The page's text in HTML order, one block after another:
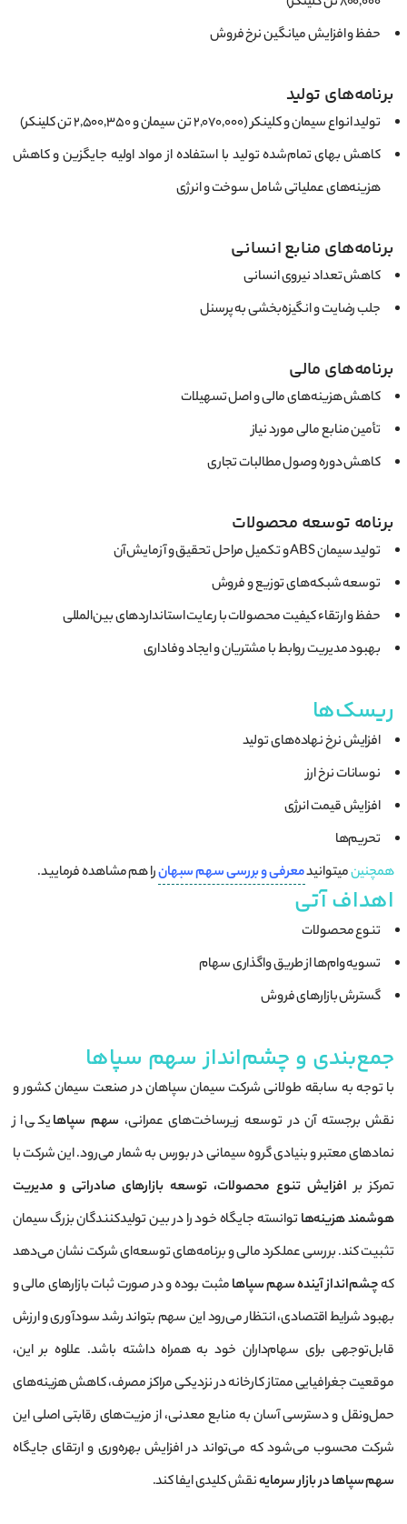
حفظ و افزایش میانگین نرخ فروش
برنامه‌های تولید
تولید انواع سیمان و کلینکر (۲,۰۷۰,۰۰۰ تن سیمان و ۲,۵۰۰,۳۵۰ تن کلینکر)
کاهش بهای تمام‌شده تولید با استفاده از مواد اولیه جایگزین و کاهش
هزینه‌های عملیاتی شامل سوخت و انرژی
برنامه‌های منابع انسانی
کاهش تعداد نیروی انسانی
جلب رضایت و انگیزه‌بخشی به پرسنل
برنامه‌های مالی
کاهش هزینه‌های مالی و اصل تسهیلات
تأمین منابع مالی مورد نیاز
کاهش دوره وصول مطالبات تجاری
برنامه توسعه محصولات
تولید سیمان ABS و تکمیل مراحل تحقیق و آزمایش آن
توسعه شبکه‌های توزیع و فروش
حفظ و ارتقاء کیفیت محصولات با رعایت استانداردهای بین‌المللی
بهبود مدیریت روابط با مشتریان و ایجاد وفاداری
ریسک‌ها
افزایش نرخ نهاده‌های تولید
نوسانات نرخ ارز
افزایش قیمت انرژی
تحریم‌ها
همچنینمیتوانیدمعرفی و بررسی سهم سبهانرا هم مشاهده فرمایید.
اهداف آتی
تنوع محصولات
تسویه وام‌ها از طریق واگذاری سهام
گسترش بازارهای فروش
جمع‌بندی و چشم‌انداز سهم سپاها
با توجه به سابقه طولانی شرکت سیمان سپاهان در صنعت سیمان کشور و
نقش برجسته آن در توسعه زیرساخت‌های عمرانی، سهم سپاهایکی از
نمادهای معتبر و بنیادی گروه سیمانی در بورس به شمار می‌رود. این شرکت با
تمرکز بر افزایش تنوع محصولات، توسعه بازارهای صادراتی و مدیریت
هوشمند هزینه‌هاتوانسته جایگاه خود را در بین تولیدکنندگان بزرگ سیمان
تثبیت کند. بررسی عملکرد مالی و برنامه‌های توسعه‌ای شرکت نشان می‌دهد
کهچشم‌انداز آینده سهم سپاهامثبت بوده و در صورت ثبات بازارهای مالی و
بهبود شرایط اقتصادی، انتظار می‌رود این سهم بتواند رشد سودآوری و ارزش
قابل‌توجهی برای سهام‌داران خود به همراه داشته باشد. علاوه بر این،
موقعیت جغرافیایی ممتاز کارخانه در نزدیکی مراکز مصرف، کاهش هزینه‌های
حمل‌ونقل و دسترسی آسان به منابع معدنی، از مزیت‌های رقابتی اصلی این
شرکت محسوب می‌شود که می‌تواند در افزایش بهره‌وری و ارتقای جایگاه
سهم سپاها در بازار سرمایهنقش کلیدی ایفا کند.